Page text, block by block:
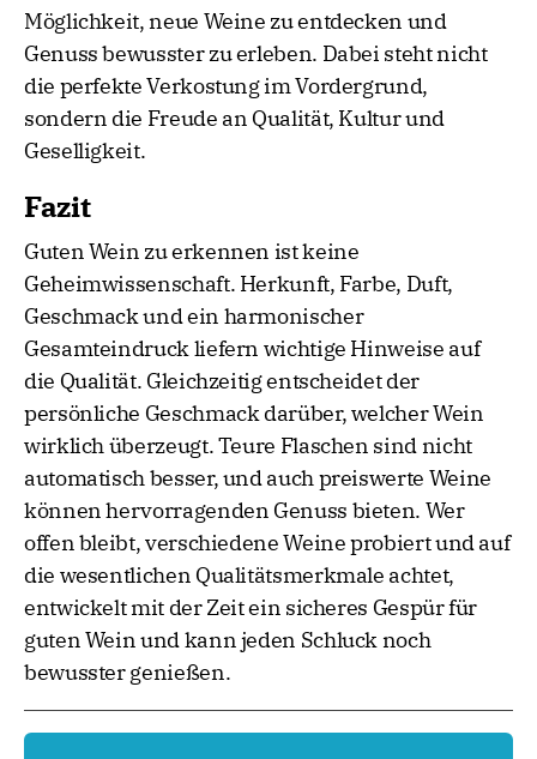
Möglichkeit, neue Weine zu entdecken und
Genuss bewusster zu erleben. Dabei steht nicht
die perfekte Verkostung im Vordergrund,
sondern die Freude an Qualität, Kultur und
Geselligkeit.
Fazit
Guten Wein zu erkennen ist keine
Geheimwissenschaft. Herkunft, Farbe, Duft,
Geschmack und ein harmonischer
Gesamteindruck liefern wichtige Hinweise auf
die Qualität. Gleichzeitig entscheidet der
persönliche Geschmack darüber, welcher Wein
wirklich überzeugt. Teure Flaschen sind nicht
automatisch besser, und auch preiswerte Weine
können hervorragenden Genuss bieten. Wer
offen bleibt, verschiedene Weine probiert und auf
die wesentlichen Qualitätsmerkmale achtet,
entwickelt mit der Zeit ein sicheres Gespür für
guten Wein und kann jeden Schluck noch
bewusster genießen.